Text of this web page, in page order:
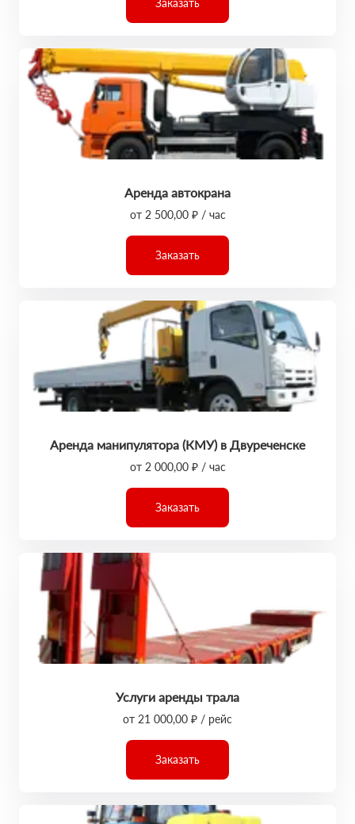
Заказать
Аренда автокрана
от 2 500,00 ₽ / час
Заказать
Аренда манипулятора (КМУ) в Двуреченске
от 2 000,00 ₽ / час
Заказать
Услуги аренды трала
от 21 000,00 ₽ / рейс
Заказать